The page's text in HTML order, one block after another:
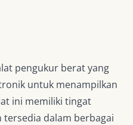
pengukur berat yang
untuk menampilkan
ini memiliki tingat
tersedia dalam berbagai